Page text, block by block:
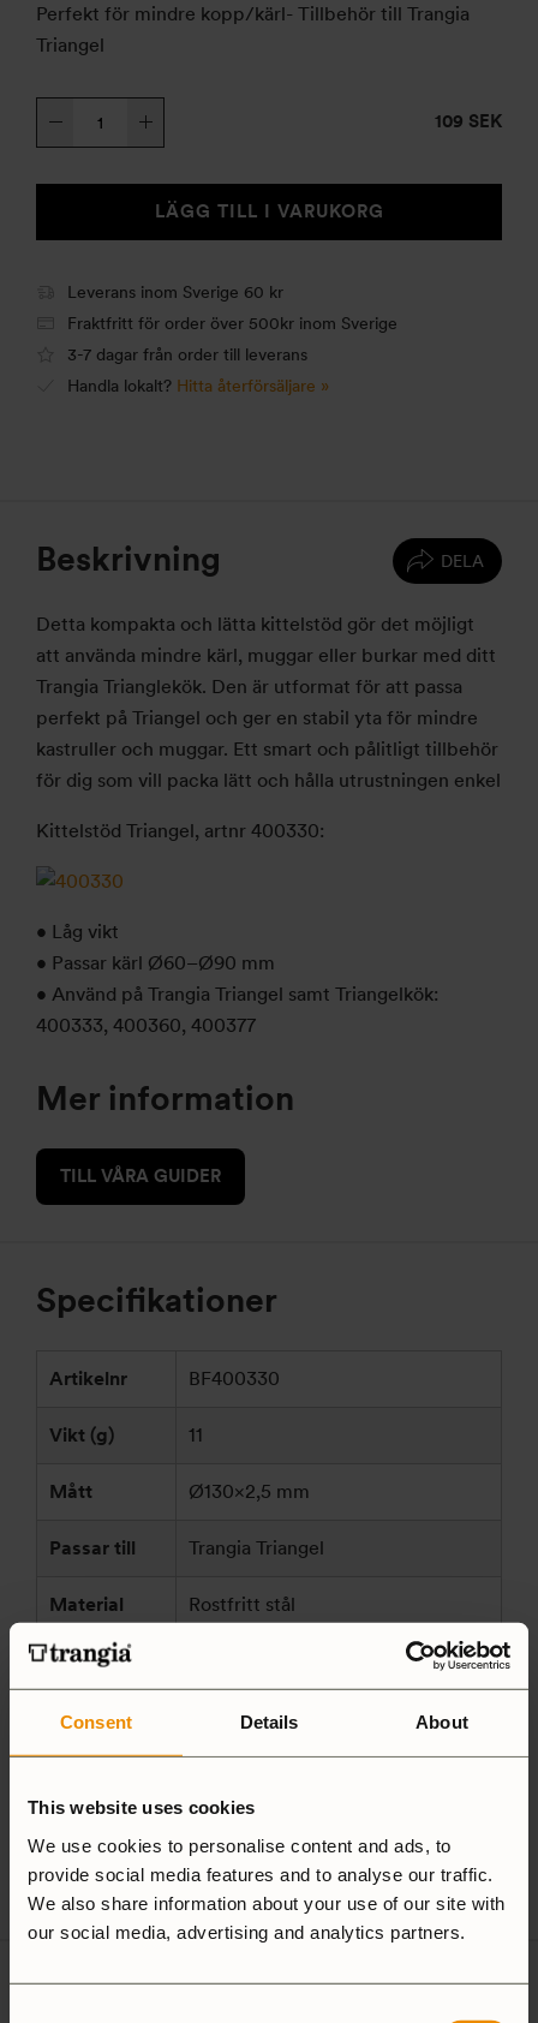
Consent Details About
This website uses cookies
We use cookies to personalise content and ads, to
provide social media features and to analyse our traffic.
We also share information about your use of our site with
our social media, advertising and analytics partners.
Perfekt för mindre kopp/kärl- Tillbehör till Trangia
Triangel
Triangel
109 SEK
LÄGG TILL I VARUKORG
Leverans inom Sverige 60 kr
Fraktfritt för order över 500kr inom Sverige
3-7 dagar från order till leverans
Handla lokalt? Hitta återförsäljare »
DELA
Beskrivning
Detta kompakta och lätta kittelstöd gör det möjligt
att använda mindre kärl, muggar eller burkar med ditt
Trangia Trianglekök. Den är utformat för att passa
perfekt på Triangel och ger en stabil yta för mindre
kastruller och muggar. Ett smart och pålitligt tillbehör
för dig som vill packa lätt och hålla utrustningen enkel
Kittelstöd Triangel, artnr 400330:
• Låg vikt
• Passar kärl Ø60–Ø90 mm
• Använd på Trangia Triangel samt Triangelkök:
400333, 400360, 400377
Mer information
TILL VÅRA GUIDER
Specifikationer
Artikelnr BF400330
Vikt (g) 11
Mått Ø130×2,5 mm
Passar till Trangia Triangel
Material Rostfritt stål
Origin
Country
Tillverkare
enligt GPSR
83596 Trångsviken
Sverige
customersupport@trangia.se